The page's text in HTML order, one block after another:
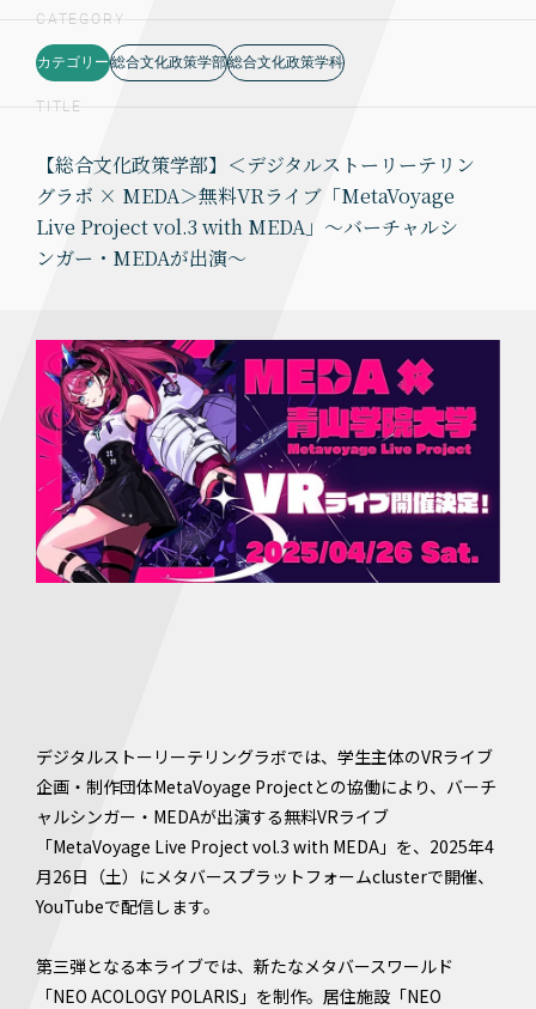
CATEGORY
カテゴリー 総合文化政策学部総合文化政策学科
TITLE
【総合文化政策学部】＜デジタルストーリーテリン
グラボ × MEDA＞無料VRライブ「MetaVoyage
Live Project vol.3 with MEDA」～バーチャルシ
ンガー・MEDAが出演～
デジタルストーリーテリングラボでは、学生主体のVRライブ
企画・制作団体MetaVoyage Projectとの協働により、バーチ
ャルシンガー・MEDAが出演する無料VRライブ
「MetaVoyage Live Project vol.3 with MEDA」を、2025年4
月26日（土）にメタバースプラットフォームclusterで開催、
YouTubeで配信します。
第三弾となる本ライブでは、新たなメタバースワールド
「NEO ACOLOGY POLARIS」を制作。居住施設「NEO